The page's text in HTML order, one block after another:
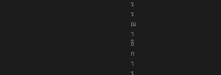
ง
บ
ร
ร
ณ
า
ธิ